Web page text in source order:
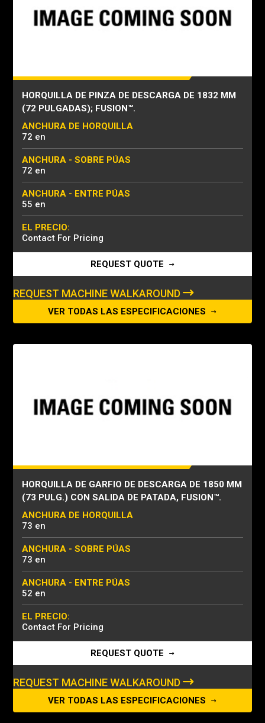
HORQUILLA DE PINZA DE DESCARGA DE 1832 MM
(72 PULGADAS); FUSION™.
ANCHURA DE HORQUILLA
72 en
ANCHURA - SOBRE PÚAS
72 en
ANCHURA - ENTRE PÚAS
55 en
EL PRECIO:
Contact For Pricing
REQUEST QUOTE
REQUEST MACHINE WALKAROUND
VER TODAS LAS ESPECIFICACIONES
HORQUILLA DE GARFIO DE DESCARGA DE 1850 MM
(73 PULG.) CON SALIDA DE PATADA, FUSION™.
ANCHURA DE HORQUILLA
73 en
ANCHURA - SOBRE PÚAS
73 en
ANCHURA - ENTRE PÚAS
52 en
EL PRECIO:
Contact For Pricing
REQUEST QUOTE
REQUEST MACHINE WALKAROUND
VER TODAS LAS ESPECIFICACIONES